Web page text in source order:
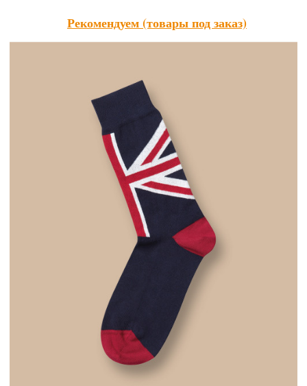
Рекомендуем (товары под заказ)